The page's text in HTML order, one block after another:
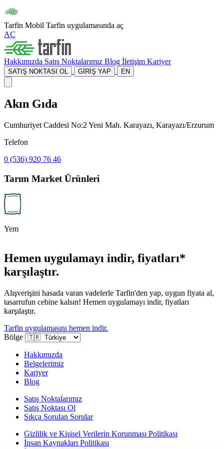
Tarfin Mobil Tarfin uygulamasında aç
AÇ
Hakkımızda Satış Noktalarımız Blog İletişim Kariyer
SATIŞ NOKTASI OL GİRİŞ YAP EN
Akın Gıda
Cumhuriyet Caddesi No:2 Yeni Mah. Karayazı, Karayazı/Erzurum
Telefon
0 (536) 920 76 46
Tarım Market Ürünleri
Yem
Hemen uygulamayı indir, fiyatları*
karşılaştır.
Alışverişini hasada varan vadelerle Tarfin'den yap, uygun fiyata al,
tasarrufun cebine kalsın! Hemen uygulamayı indir, fiyatları
karşılaştır.
Tarfin uygulamasını hemen indir.
Bölge
Hakkımızda
Belgelerimiz
Kariyer
Blog
Satış Noktalarımız
Satış Noktası Ol
Sıkça Sorulan Sorular
Gizlilik ve Kişisel Verilerin Korunması Politikası
İnsan Kaynakları Politikası